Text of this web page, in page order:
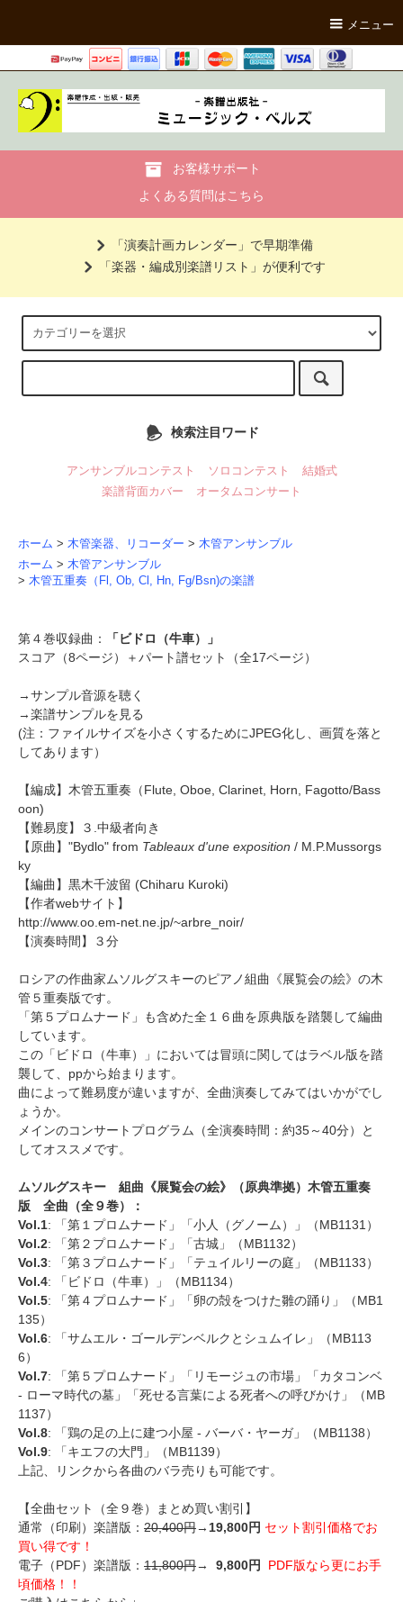
メニュー
お客様サポート
よくある質問はこちら
「演奏計画カレンダー」で早期準備
「楽器・編成別楽譜リスト」が便利です
検索注目ワード
アンサンブルコンテスト ソロコンテスト
結婚式
楽譜背面カバー
オータムコンサート
ホーム > 木管楽器、リコーダー > 木管アンサンブル
ホーム > 木管アンサンブル
> 木管五重奏（Fl, Ob, Cl, Hn, Fg/Bsn)の楽譜
第４巻収録曲：
「ビドロ（牛車）」
スコア（8ページ）＋パート譜セット（全17ページ）
→サンプル音源を聴く
→楽譜サンプルを見る
(注：ファイルサイズを小さくするためにJPEG化し、画質を落と
してあります）
【編成】 木管五重奏 （Flute, Oboe, Clarinet, Horn, Fagotto/Bass
oon)
【難易度】３.中級者向き
【原曲】"Bydlo" from Tableaux d'une exposition / M.P.Mussorgs
ky
【編曲】 黒木千波留 (Chiharu Kuroki)
【作者webサイト】
http://www.oo.em-net.ne.jp/~arbre_noir/
【演奏時間】３分
ロシアの作曲家ムソルグスキーのピアノ組曲《展覧会の絵》の木
管５重奏版です。
「第５プロムナード」も含めた全１６曲を原典版を踏襲して編曲
しています。
この「ビドロ（牛車）」においては冒頭に関してはラベル版を踏
襲して、ppから始まります。
曲によって難易度が違いますが、全曲演奏してみてはいかがでし
ょうか。
メインのコンサートプログラム（全演奏時間：約35～40分）と
してオススメです。
ムソルグスキー 組曲《展覧会の絵》（原典準拠）木管五重奏
版 全曲（全９巻）：
Vol.1: 「第１プロムナード」「小人（グノーム）」（MB1131）
Vol.2: 「第２プロムナード」「古城」（MB1132）
Vol.3: 「第３プロムナード」「テュイルリーの庭」（MB1133）
Vol.4: 「ビドロ（牛車）」（MB1134）
Vol.5: 「第４プロムナード」「卵の殻をつけた雛の踊り」（MB1
135）
Vol.6: 「サムエル・ゴールデンベルクとシュムイレ」（MB113
6）
Vol.7: 「第５プロムナード」「リモージュの市場」「カタコンベ
- ローマ時代の墓」「死せる言葉による死者への呼びかけ」（MB
1137）
Vol.8: 「鶏の足の上に建つ小屋 - バーバ・ヤーガ」（MB1138）
Vol.9: 「キエフの大門」（MB1139）
上記、リンクから各曲のバラ売りも可能です。
【全曲セット（全９巻）まとめ買い割引】
通常（印刷）楽譜版： 20,400円→ 19,800円 セット割引価格でお
買い得です！
電子（PDF）楽譜版： 11,800円→ 9,800円
PDF版なら更にお手
頃価格！！